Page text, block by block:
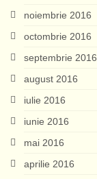
noiembrie 2016
octombrie 2016
septembrie 2016
august 2016
iulie 2016
iunie 2016
mai 2016
aprilie 2016